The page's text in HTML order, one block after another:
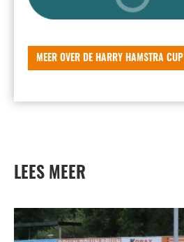
MEER OVER DE HARRY HAMSTRA CUP
LEES MEER